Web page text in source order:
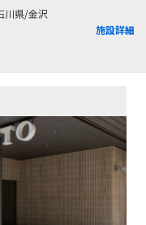
川県/金沢
施設詳細